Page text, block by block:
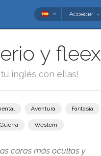
Acceder
y fleex
inglés con ellas!
Aventura Fantasía
Guerra Western
caras más ocultas y